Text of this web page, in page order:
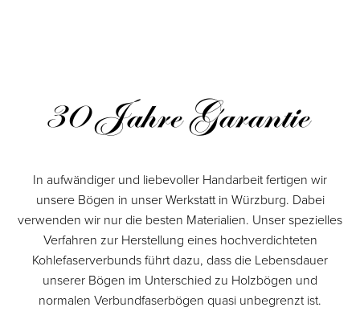
30 Jahre Garantie
In aufwändiger und liebevoller Handarbeit fertigen wir
unsere Bögen in unser Werkstatt in Würzburg. Dabei
verwenden wir nur die besten Materialien. Unser spezielles
Verfahren zur Herstellung eines hochverdichteten
Kohlefaserverbunds führt dazu, dass die Lebensdauer
unserer Bögen im Unterschied zu Holzbögen und
normalen Verbundfaserbögen quasi unbegrenzt ist.